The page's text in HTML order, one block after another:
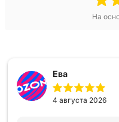
На
Ева
4 августа 2026